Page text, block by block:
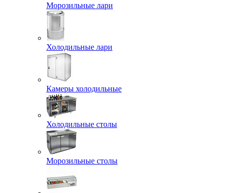
Морозильные лари
Холодильные лари
Камеры холодильные
Холодильные столы
Морозильные столы